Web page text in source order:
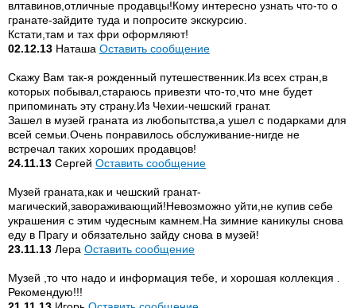
влтавинов,отличные продавцы!Кому интересно узнать что-то о
гранате-зайдите туда и попросите экскурсию.
Кстати,там и тах фри оформляют!
02.12.13 Наташа Оставить сообщение
Скажу Вам так-я рожденный путешественник.Из всех стран,в
которых побывал,стараюсь привезти что-то,что мне будет
припоминать эту страну.Из Чехии-чешский гранат.
Зашел в музей граната из любопытства,а ушел с подарками для
всей семьи.Очень понравилось обслуживание-нигде не
встречал таких хороших продавцов!
24.11.13 Сергей Оставить сообщение
Музей граната,как и чешский гранат-
магический,завораживающий!Невозможно уйти,не купив себе
украшения с этим чудесным камнем.На зимние каникулы снова
еду в Прагу и обязательно зайду снова в музей!
23.11.13 Лера Оставить сообщение
Музей ,то что надо и информация тебе, и хорошая коллекция .
Рекомендую!!!